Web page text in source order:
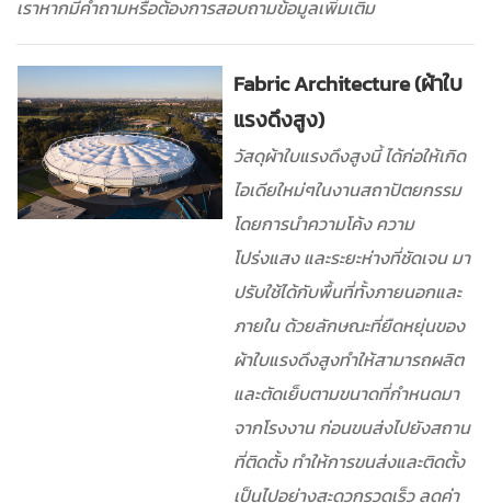
เราหากมีคำถามหรือต้องการสอบถามข้อมูลเพิ่มเติม
Fabric Architecture (ผ้าใบ
แรงดึงสูง)
วัสดุผ้าใบแรงดึงสูงนี้ ได้ก่อให้เกิด
ไอเดียใหม่ๆในงานสถาปัตยกรรม
โดยการนำความโค้ง ความ
โปร่งแสง และระยะห่างที่ชัดเจน มา
ปรับใช้ได้กับพื้นที่ทั้งภายนอกและ
ภายใน ด้วยลักษณะที่ยืดหยุ่นของ
ผ้าใบแรงดึงสูงทำให้สามารถผลิต
และตัดเย็บตามขนาดที่กำหนดมา
จากโรงงาน ก่อนขนส่งไปยังสถาน
ที่ติดตั้ง ทำให้การขนส่งและติดตั้ง
เป็นไปอย่างสะดวกรวดเร็ว ลดค่า